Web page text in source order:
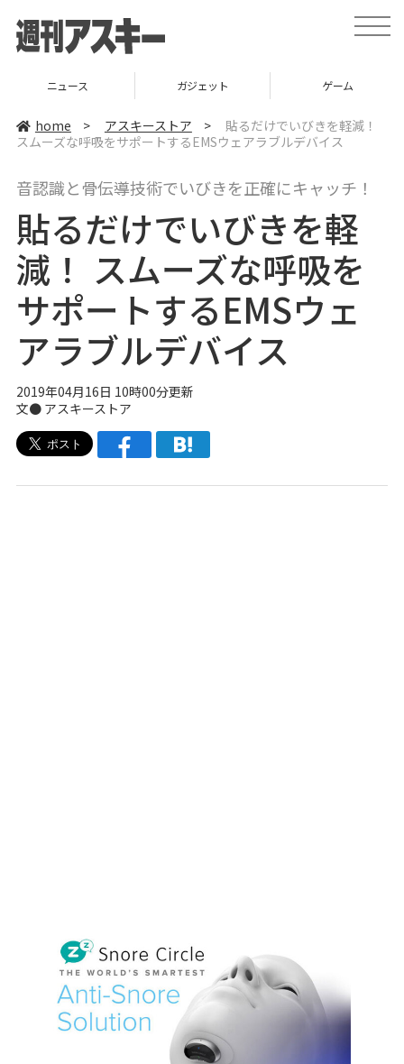
t
o
v
ニュース ガジェット ゲーム
home > アスキーストア >
貼るだけでいびきを軽減！
スムーズな呼吸をサポートするEMSウェアラブルデバイス
音認識と骨伝導技術でいびきを正確にキャッチ！
貼るだけでいびきを軽
減！ スムーズな呼吸を
サポートするEMSウェ
アラブルデバイス
2019年04月16日 10時00分更新
文● アスキーストア